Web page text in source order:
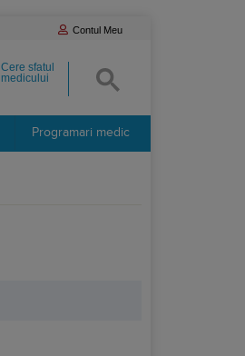
Contul Meu
Cere sfatul
medicului
Programari medic